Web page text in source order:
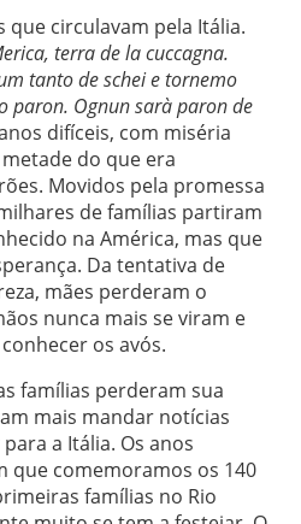
circulavam pela Itália.
terra de la cuccagna.
tanto de schei e tornemo
paron. Ognun sarà paron de
difíceis, com miséria
do que era
Movidos pela promessa
de famílias partiram
na América, mas que
Da tentativa de
mães perderam o
nunca mais se viram e
os avós.
famílias perderam sua
mais mandar notícias
a Itália. Os anos
que comemoramos os 140
famílias no Rio